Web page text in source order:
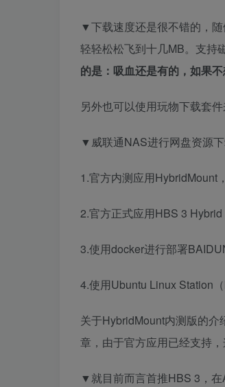
▼下载速度还是很不错的，
轻轻松松飞到十几MB。支持
的是：吸血还是有的，如果
另外也可以使用玩物下载套
▼威联通NAS进行网盘资源下
1.官方内测应用HybridMount
2.官方正式应用HBS 3
3.使用docker进行部署
4.使用Ubuntu Linux Station
关于HybridMount内测版的
章，由于官方应用已经支持，
▼就目前而言首推HBS 3，在